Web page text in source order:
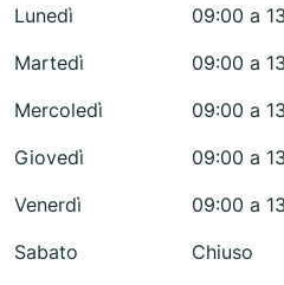
Lunedì
09:00 a
Martedì
09:00 a
Mercoledì
09:00 a
Giovedì
09:00 a
Venerdì
09:00 a
Sabato
Chiuso